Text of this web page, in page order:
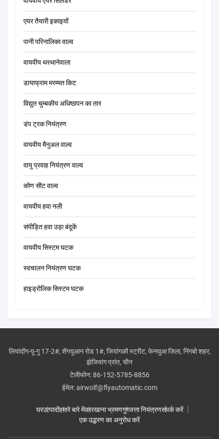
एयर तैयारी इकाइयों
पानी परिनालिका वाल्व
वायवीय थरथानेवाला
डायाफ्राम मरम्मत किट
विद्युत चुम्बकीय अधिष्ठापन का तार
डंप ट्रक नियंत्रण
वायवीय मैनुअल वाल्व
वायु प्रवाह नियंत्रण वाल्व
कोण सीट वाल्व
वायवीय हवा नली
संपीड़ित हवा उड़ा बंदूकें
वायवीय सिस्टम घटक
स्वचालन नियंत्रण घटक
हाइड्रोलिक सिस्टम घटक
लियांदोंग-यू-गु 17-2#, शेंगयुआन रोड 1#, जियांगकौ स्ट्रीट, फेनघुआ जिला, निंगबो शहर,
झेजियांग प्रांत, चीन
टेलीफोन:86-152-5785-8856
ईमेल:airwolf@flyautomatic.com
घरउत्पादोंहमारे बारे मेंकारखाना भ्रमणगुणवत्ता नियंत्रणसंपर्क करें
एक उद्धरण का अनुरोध करें